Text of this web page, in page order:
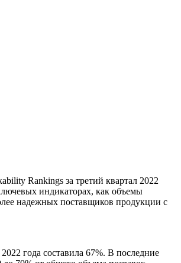
Rankings за третий квартал 2022
индикаторах, как объемы
надежных поставщиков продукции с
года составила 67%. В последние